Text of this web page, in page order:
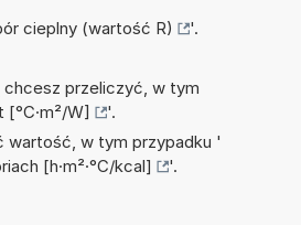
cieplny (wartość R)
'.
przeliczyć, w tym
W]
'.
wartość, w tym przypadku '
[h·m²·°C/kcal]
'.